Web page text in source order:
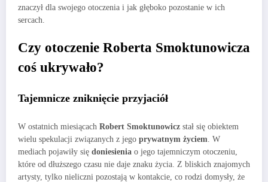
znaczył dla swojego otoczenia i jak głęboko pozostanie w ich
sercach.
Czy otoczenie Roberta Smoktunowicza
coś ukrywało?
Tajemnicze zniknięcie przyjaciół
W ostatnich miesiącach Robert Smoktunowicz stał się obiektem
wielu spekulacji związanych z jego prywatnym życiem . W
mediach pojawiły się doniesienia o jego tajemniczym otoczeniu,
które od dłuższego czasu nie daje znaku życia. Z bliskich znajomych
artysty, tylko nieliczni pozostają w kontakcie, co rodzi domysły, że